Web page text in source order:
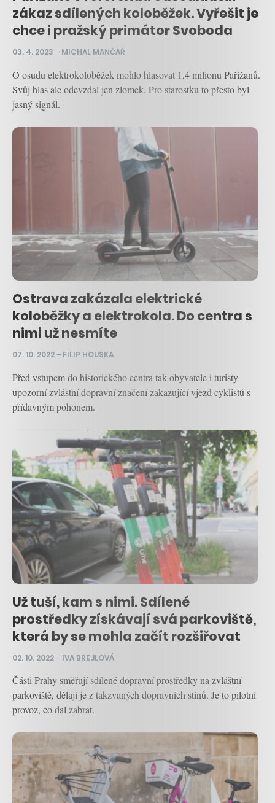
zákaz sdílených koloběžek. Vyřešit je
chce i pražský primátor Svoboda
03. 4. 2023 – MICHAL MANČAŘ
O osudu elektrokoloběžek mohlo hlasovat 1,4 milionu Pařížanů.
Svůj hlas ale odevzdal jen zlomek. Pro starostku to přesto byl
jasný signál.
Ostrava zakázala elektrické
koloběžky a elektrokola. Do centra s
nimi už nesmíte
07. 10. 2022– FILIP HOUSKA
Před vstupem do historického centra tak obyvatele i turisty
upozorní zvláštní dopravní značení zakazující vjezd cyklistů s
přídavným pohonem.
Už tuší, kam s nimi. Sdílené
prostředky získávají svá parkoviště,
která by se mohla začít rozšiřovat
02. 10. 2022– IVA BREJLOVÁ
Části Prahy směřují sdílené dopravní prostředky na zvláštní
parkoviště, dělají je z takzvaných dopravních stínů. Je to pilotní
provoz, co dal zabrat.